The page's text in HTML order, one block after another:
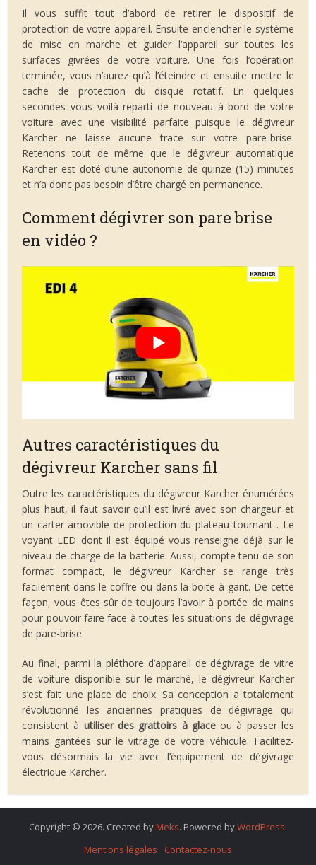
Il vous suffit tout d’abord de retirer le dispositif de
protection de votre appareil. Ensuite enclencher le système
de mise en marche et guider l’appareil sur toutes les
surfaces givrées de votre voiture. Une fois l’opération
terminée, vous n’aurez qu’à l’éteindre et ensuite mettre le
cache de protection du disque rotatif. En quelques
secondes vous voilà reparti de nouveau à bord de votre
voiture avec une visibilité parfaite puisque le dégivreur
Karcher ne laisse aucune trace sur votre pare-brise.
Retenons tout de même que le dégivreur automatique
Karcher est doté d’une autonomie de quinze (15) minutes
et n’a donc pas besoin d’être chargé en permanence.
Comment dégivrer son pare brise
en vidéo ?
Autres caractéristiques du
dégivreur Karcher sans fil
Outre les caractéristiques du dégivreur Karcher énumérées
plus haut, il faut savoir qu’il est livré avec son chargeur et
un carter amovible de protection du plateau tournant . Le
voyant LED dont il est équipé vous renseigne déjà sur le
niveau de charge de la batterie. Aussi, compte tenu de son
format compact, le dégivreur Karcher se range très
facilement dans le coffre ou dans la boite à gant. De cette
façon, vous êtes sûr de toujours l’avoir à portée de mains
pour pouvoir faire face à toutes les situations de dégivrage
de pare-brise.
Au final, parmi la pléthore d’appareil de dégivrage de vitre
de voiture disponible sur le marché, le dégivreur Karcher
s’est fait une place de choix. Sa conception a totalement
révolutionné les anciennes pratiques de dégivrage qui
consistent à utiliser des grattoirs à glaceou à passer les
mains gantées sur le vitrage de votre véhicule. Facilitez-
vous désormais la vie avec l’équipement de dégivrage
électrique Karcher.
Copyright © 2026. Created by Meks. Powered byWordPress.
Mentions légales
Contactez-nous